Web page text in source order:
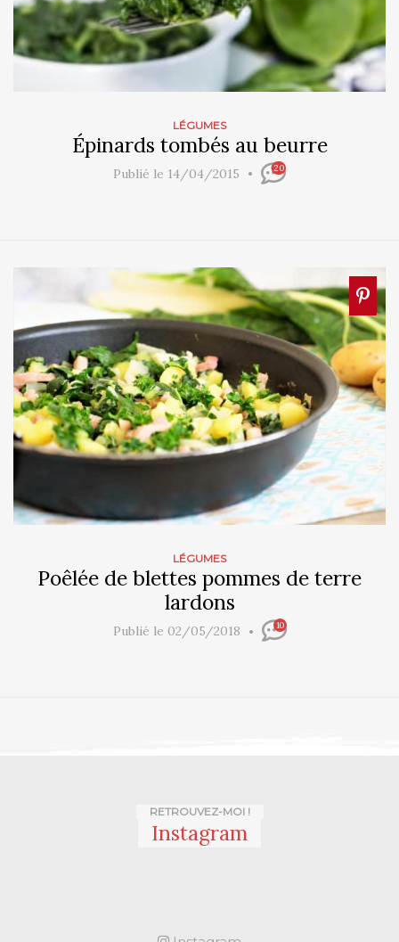
LÉGUMES
Épinards tombés au beurre
Publié le 14/04/2015 20
LÉGUMES
Poêlée de blettes pommes de terre
lardons
Publié le 02/05/2018 10
RETROUVEZ-MOI !
Instagram